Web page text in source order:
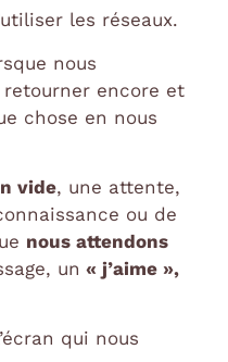
les réseaux.
nous
retourner encore et
chose en nous
vide, une attente,
ou de
nous attendons
un « j’aime »,
qui nous